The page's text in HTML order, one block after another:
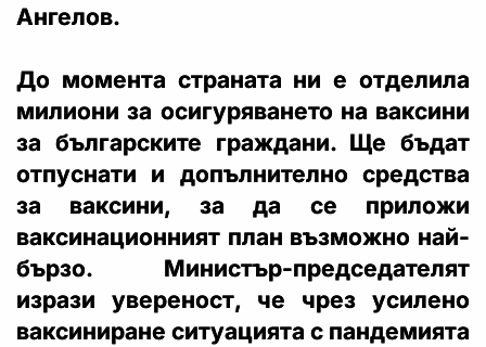
Ангелов.
До момента страната ни е отделила
милиони за осигуряването на ваксини
за българските граждани. Ще бъдат
отпуснати и допълнително средства
за ваксини, за да се приложи
ваксинационният план възможно най-
бързо. Министър-председателят
изрази увереност, че чрез усилено
ваксиниране ситуацията с пандемията